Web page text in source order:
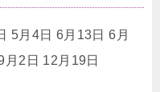
5月4日 6月13日 6月
2日 12月19日